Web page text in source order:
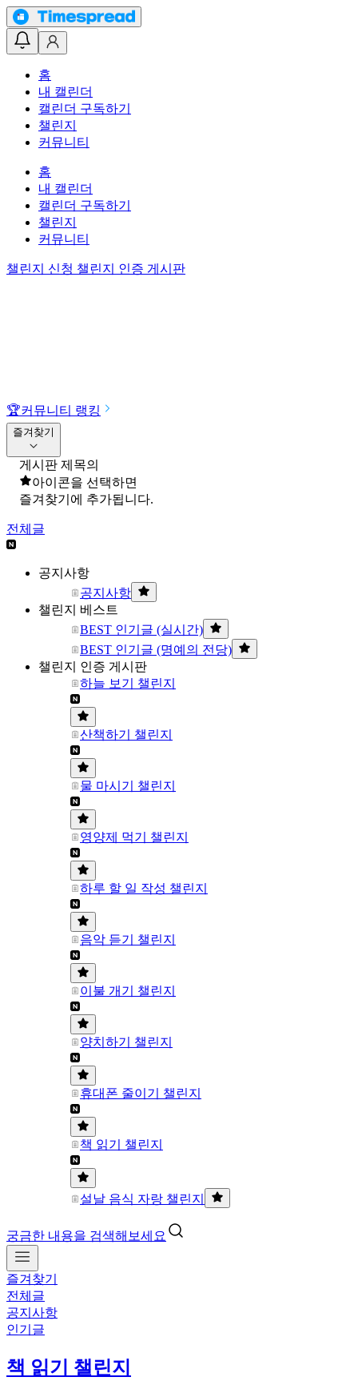
홈
내 캘린더
캘린더 구독하기
챌린지
커뮤니티
홈
내 캘린더
캘린더 구독하기
챌린지
커뮤니티
챌린지 신청 챌린지 인증 게시판
🏆커뮤니티 랭킹
즐겨찾기
게시판 제목의
아이콘을 선택하면
즐겨찾기에 추가됩니다.
전체글
공지사항
공지사항
챌린지 베스트
BEST 인기글 (실시간)
BEST 인기글 (명예의 전당)
챌린지 인증 게시판
하늘 보기 챌린지
산책하기 챌린지
물 마시기 챌린지
영양제 먹기 챌린지
하루 할 일 작성 챌린지
음악 듣기 챌린지
이불 개기 챌린지
양치하기 챌린지
휴대폰 줄이기 챌린지
책 읽기 챌린지
설날 음식 자랑 챌린지
궁금한 내용을 검색해보세요
즐겨찾기
전체글
공지사항
인기글
책 읽기 챌린지